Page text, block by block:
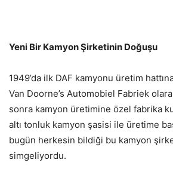
Yeni Bir Kamyon Şirketinin Doğuşu
1949’da ilk DAF kamyonu üretim
Van Doorne’s Automobiel Fabriek
sonra kamyon üretimine özel fabrika
altı tonluk kamyon şasisi ile üretime
bugün herkesin bildiği bu kamyon
simgeliyordu.